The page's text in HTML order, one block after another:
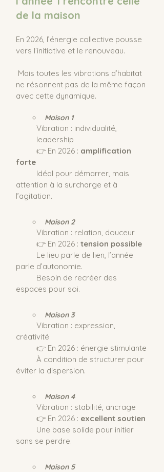
de la maison
En 2026, l’énergie collective pousse
vers l’initiative et le renouveau.
ne résonnent pas de la même façon
avec cette dynamique.
Maison 1
Vibration : individualité,
leadership
	👉 En 2026 :
amplification
forte
Idéal pour démarrer, mais
attention à la surcharge et à
l’agitation.
Maison 2
	Vibration : relation, douceur
	👉 En 2026 :
tension possible
Le lieu parle de lien, l’année
parle d’autonomie.
espaces pour soi.
Maison 3
créativité
	👉 En 2026 : énergie stimulante
éviter la dispersion.
Maison 4
	Vibration : stabilité, ancrage
	👉 En 2026 :
excellent soutien
Une base solide pour initier
sans se perdre.
Maison 5